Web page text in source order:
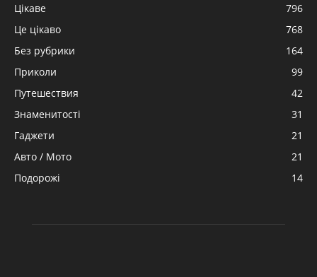
Цікаве
796
Це цікаво
768
Без рубрики
164
Приколи
99
Путешествия
42
Знаменитості
31
Гаджети
21
Авто / Мото
21
Подорожі
14